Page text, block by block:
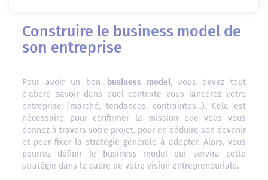
Construire le business model de
son entreprise
Pour avoir un bon business model, vous devez tout
d'abord savoir dans quel contexte vous lancerez votre
entreprise (marché, tendances, contraintes...). Cela est
nécessaire pour confirmer la mission que vous vous
donnez à travers votre projet, pour en déduire son devenir
et pour fixer la stratégie générale à adopter. Alors, vous
pourrez définir le business model qui servira cette
stratégie dans le cadre de votre vision entrepreneuriale.